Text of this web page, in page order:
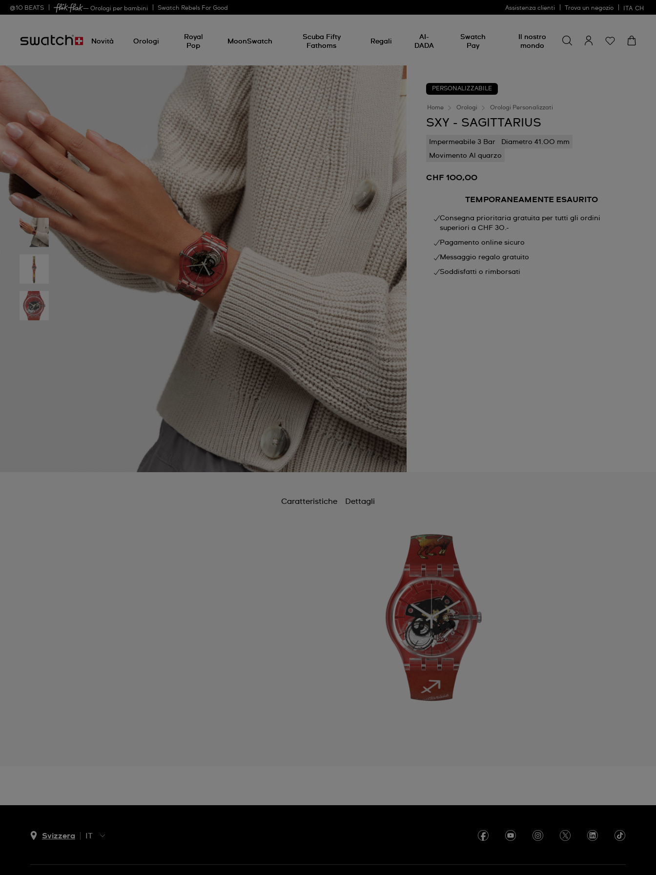
@10 BEATS — Orologi per bambini Swatch Rebels For Good Assistenza clienti Trova un negozio ITA CH
Novità Orologi
Royal
Pop
MoonSwatch
Scuba Fifty
Fathoms
Regali
AI-
DADA
Swatch
Pay
Il nostro
mondo
PERSONALIZZABILE
Home Orologi Orologi Personalizzati
SXY - SAGITTARIUS
Impermeabile 3 Bar
Diametro 41.00 mm
Movimento Al quarzo
CHF 100,00
TEMPORANEAMENTE ESAURITO
Consegna prioritaria gratuita per tutti gli ordini
superiori a CHF 30.-
Pagamento online sicuro
Messaggio regalo gratuito
Soddisfatti o rimborsati
Caratteristiche Dettagli
Svizzera
IT
DE